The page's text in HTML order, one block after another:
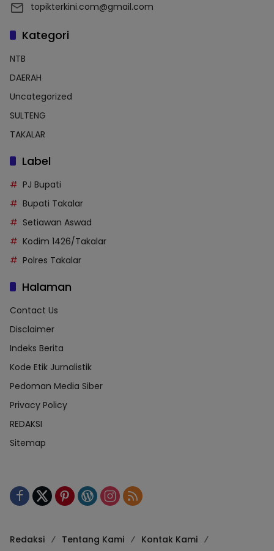
topikterkini.com@gmail.com
Kategori
NTB
DAERAH
Uncategorized
SULTENG
TAKALAR
Label
PJ Bupati
Bupati Takalar
Setiawan Aswad
Kodim 1426/Takalar
Polres Takalar
Halaman
Contact Us
Disclaimer
Indeks Berita
Kode Etik Jurnalistik
Pedoman Media Siber
Privacy Policy
REDAKSI
Sitemap
Redaksi Tentang Kami
Kontak Kami